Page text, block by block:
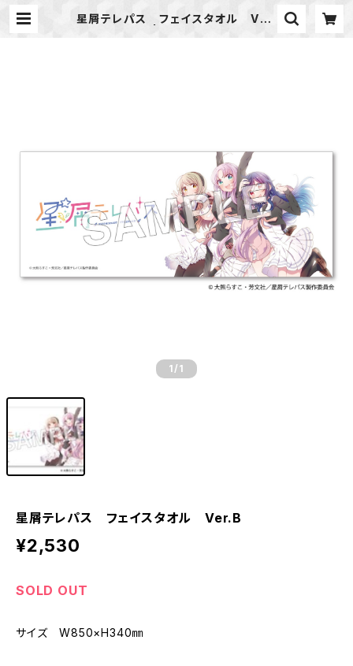
星屑テレパス フェイスタオル Ver.
1 /1
星屑テレパス フェイスタオル Ver.B
¥2,530
SOLD OUT
サイズ W850×H340㎜